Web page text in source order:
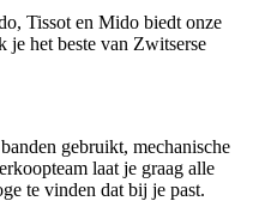
Tissot en Mido biedt onze
je het beste van Zwitserse
gebruikt, mechanische
laat je graag alle
te vinden dat bij je past.